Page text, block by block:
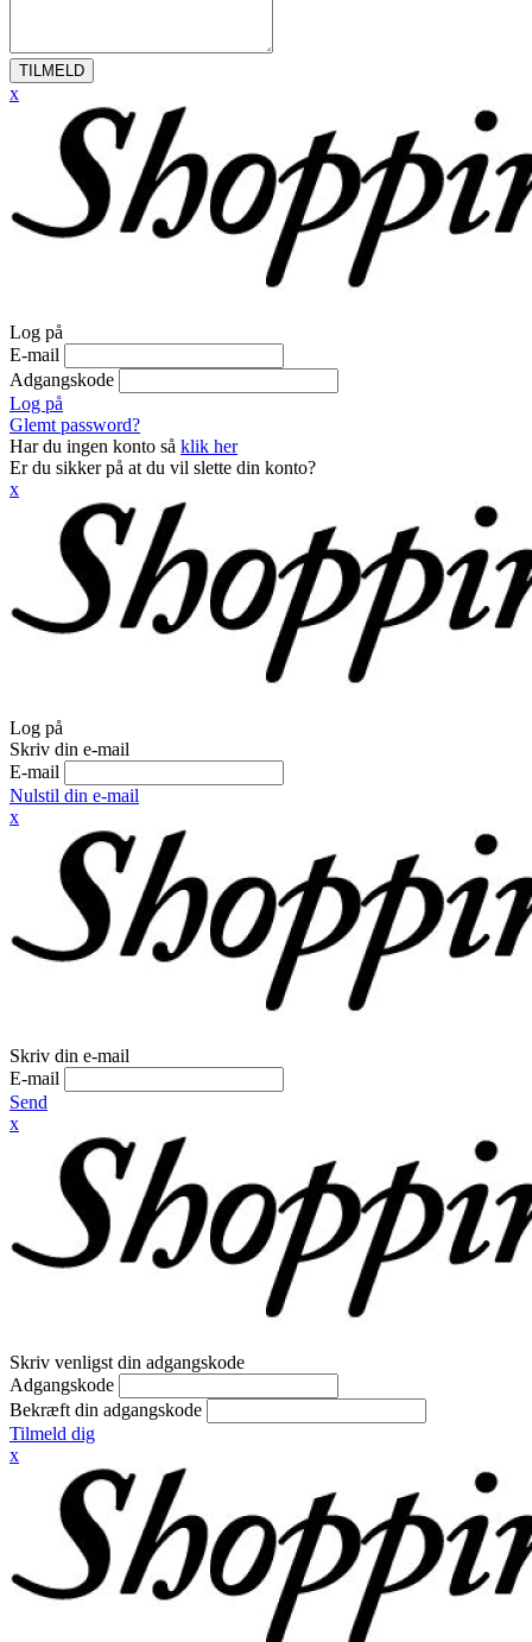
TILMELD
x
Log på
E-mail
Adgangskode
Log på
Glemt password?
Har du ingen konto så klik her
Er du sikker på at du vil slette din konto?
x
Log på
Skriv din e-mail
E-mail
Nulstil din e-mail
x
Skriv din e-mail
E-mail
Send
x
Skriv venligst din adgangskode
Adgangskode
Bekræft din adgangskode
Tilmeld dig
x